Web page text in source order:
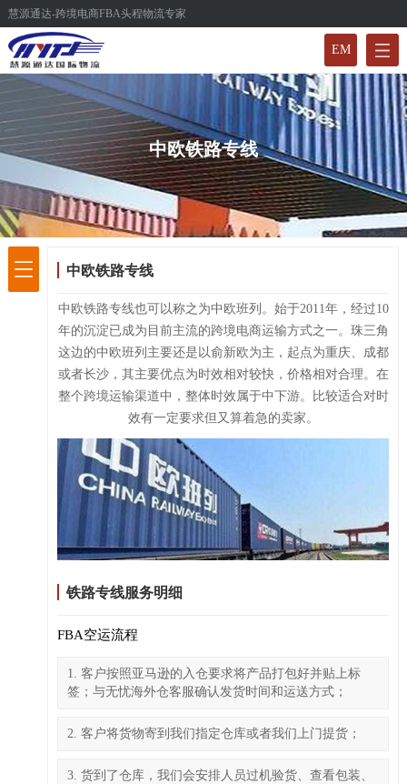
慧源通达-跨境电商FBA头程物流专家
EM
中欧铁路专线
中欧铁路专线
中欧铁路专线也可以称之为中欧班列。始于2011年，经过10
年的沉淀已成为目前主流的跨境电商运输方式之一。珠三角
这边的中欧班列主要还是以俞新欧为主，起点为重庆、成都
或者长沙，其主要优点为时效相对较快，价格相对合理。在
整个跨境运输渠道中，整体时效属于中下游。比较适合对时
效有一定要求但又算着急的卖家。
铁路专线服务明细
FBA空运流程
1. 客户按照亚马逊的入仓要求将产品打包好并贴上标
签；与无忧海外仓客服确认发货时间和运送方式；
2. 客户将货物寄到我们指定仓库或者我们上门提货；
3. 货到了仓库，我们会安排人员过机验货、查看包装、